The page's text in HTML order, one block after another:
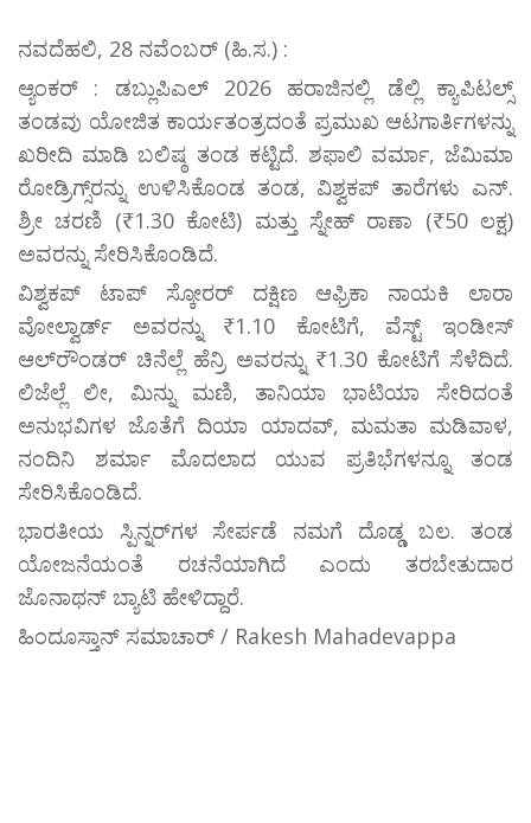
ನವದೆಹಲಿ, 28 ನವೆಂಬರ್ (ಹಿ.ಸ.) :
ಆ್ಯಂಕರ್ : ಡಬ್ಲುಪಿಎಲ್ 2026 ಹರಾಜಿನಲ್ಲಿ ಡೆಲ್ಲಿ ಕ್ಯಾಪಿಟಲ್ಸ್
ತಂಡವು ಯೋಜಿತ ಕಾರ್ಯತಂತ್ರದಂತೆ ಪ್ರಮುಖ ಆಟಗಾರ್ತಿಗಳನ್ನು
ಖರೀದಿ ಮಾಡಿ ಬಲಿಷ್ಠ ತಂಡ ಕಟ್ಟಿದೆ. ಶಫಾಲಿ ವರ್ಮಾ, ಜೆಮಿಮಾ
ರೋಡ್ರಿಗ್ಸ್‌ರನ್ನು ಉಳಿಸಿಕೊಂಡ ತಂಡ, ವಿಶ್ವಕಪ್‌ ತಾರೆಗಳು ಎನ್.
ಶ್ರೀ ಚರಣಿ (₹1.30 ಕೋಟಿ) ಮತ್ತು ಸ್ನೇಹ್ ರಾಣಾ (₹50 ಲಕ್ಷ)
ಅವರನ್ನು ಸೇರಿಸಿಕೊಂಡಿದೆ.
ವಿಶ್ವಕಪ್ ಟಾಪ್ ಸ್ಕೋರರ್ ದಕ್ಷಿಣ ಆಫ್ರಿಕಾ ನಾಯಕಿ ಲಾರಾ
ವೋಲ್ವಾರ್ಡ್ ಅವರನ್ನು ₹1.10 ಕೋಟಿಗೆ, ವೆಸ್ಟ್ ಇಂಡೀಸ್
ಆಲ್‌ರೌಂಡರ್ ಚಿನೆಲ್ಲೆ ಹೆನ್ರಿ ಅವರನ್ನು ₹1.30 ಕೋಟಿಗೆ ಸೆಳೆದಿದೆ.
ಲಿಜೆಲ್ಲೆ ಲೀ, ಮಿನ್ನು ಮಣಿ, ತಾನಿಯಾ ಭಾಟಿಯಾ ಸೇರಿದಂತೆ
ಅನುಭವಿಗಳ ಜೊತೆಗೆ ದಿಯಾ ಯಾದವ್, ಮಮತಾ ಮಡಿವಾಳ,
ನಂದಿನಿ ಶರ್ಮಾ ಮೊದಲಾದ ಯುವ ಪ್ರತಿಭೆಗಳನ್ನೂ ತಂಡ
ಸೇರಿಸಿಕೊಂಡಿದೆ.
ಭಾರತೀಯ ಸ್ಪಿನ್ನರ್‌ಗಳ ಸೇರ್ಪಡೆ ನಮಗೆ ದೊಡ್ಡ ಬಲ. ತಂಡ
ಯೋಜನೆಯಂತೆ ರಚನೆಯಾಗಿದೆ ಎಂದು ತರಬೇತುದಾರ
ಜೊನಾಥನ್ ಬ್ಯಾಟಿ ಹೇಳಿದ್ದಾರೆ.
ಹಿಂದೂಸ್ತಾನ್ ಸಮಾಚಾರ್ / Rakesh Mahadevappa